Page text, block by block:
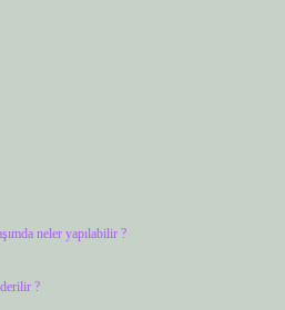
neler yapılabilir ?
?